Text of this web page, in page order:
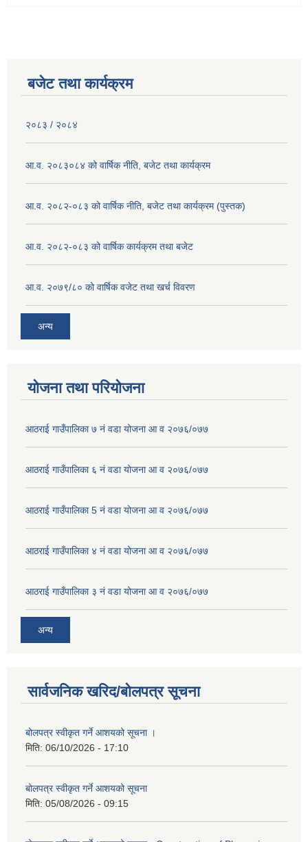
बजेट तथा कार्यक्रम
२०८३ / २०८४
आ.व. २०८३०८४ को वार्षिक नीति, बजेट तथा कार्यक्रम
आ.व. २०८२-०८३ को वार्षिक नीति, बजेट तथा कार्यक्रम (पुस्तक)
आ.व. २०८२-०८३ को वार्षिक कार्यक्रम तथा बजेट
आ.व. २०७९/८० को वार्षिक वजेट तथा खर्च विवरण
अन्य
योजना तथा परियोजना
आठराई गाउँपालिका ७ नं वडा योजना आ व २०७६/०७७
आठराई गाउँपालिका ६ नं वडा योजना आ व २०७६/०७७
आठराई गाउँपालिका 5 नं वडा योजना आ व २०७६/०७७
आठराई गाउँपालिका ४ नं वडा योजना आ व २०७६/०७७
आठराई गाउँपालिका ३ नं वडा योजना आ व २०७६/०७७
अन्य
सार्वजनिक खरिद/बोलपत्र सूचना
बोलपत्र स्वीकृत गर्ने आशयको सूचना ।
मिति: 06/10/2026 - 17:10
बोलपत्र स्वीकृत गर्ने आशयको सूचना
मिति: 05/08/2026 - 09:15